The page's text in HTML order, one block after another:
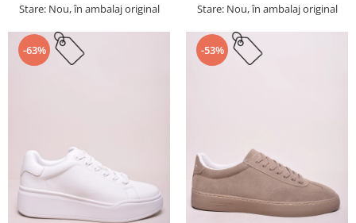
Stare: Nou, în ambalaj original Stare: Nou, în ambalaj original
-63% -53%